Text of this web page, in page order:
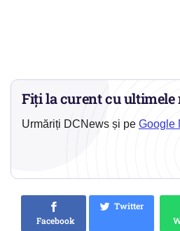
Fiți la curent cu ultimele
Urmăriți DCNews și pe Google
Facebook
Twitter